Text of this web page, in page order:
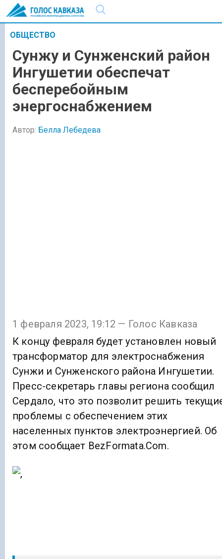
ОБЩЕСТВО
Сунжу и Сунженский район
Ингушетии обеспечат
бесперебойным
энергоснабжением
Автор: Белла Лебедева
1 февраля 2023, 19:12 — Голос Кавказа
К концу февраля будет установлен новый
трансформатор для электроснабжения
Сунжи и Сунженского района Ингушетии.
Пресс-секретарь главы региона сообщил
Сердало, что это позволит решить
проблемы с обеспечением этих
населенных пунктов электроэнергией. Об
этом сообщает BezFormata.Com.